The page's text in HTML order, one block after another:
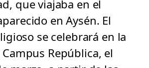
que viajaba en el
en Aysén. El
se celebrará en la
República, el